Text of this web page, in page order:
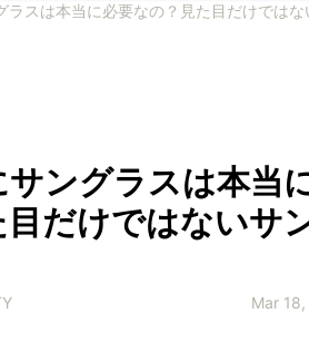
ラスは本当に必要なの？見た目だけでは
サングラスは本当
だけではないサ
Mar